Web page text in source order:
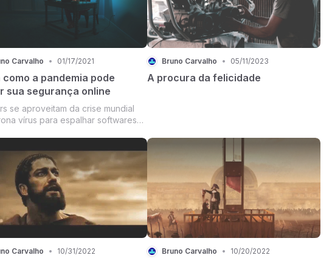
Carvalho • 01/17/2021
como a pandemia pode
sua segurança online
se aproveitam da crise mundial
vírus para espalhar softwares
operações, semear dúvidas e
dinheiro rapidamente.
Bruno Carvalho • 05/11/2023
A procura da felicidade
Carvalho • 10/31/2022 Bruno Carvalho • 10/20/2022